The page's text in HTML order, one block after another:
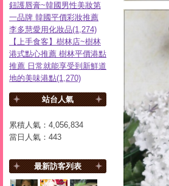
鈕護唇膏~韓國男性美妝第
一品牌 韓國平價彩妝推薦
李多慧愛用化妝品(1,274)
【上手食客】樹林店~樹林
港式點心推薦 樹林平價港點
推薦 日常就能享受到新鮮道
地的美味港點(1,270)
站台人氣
累積人氣： 4,056,834
當日人氣： 443
最新訪客列表